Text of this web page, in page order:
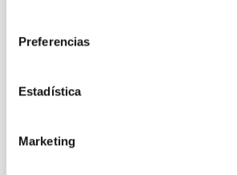
Preferencias
Estadística
Marketing